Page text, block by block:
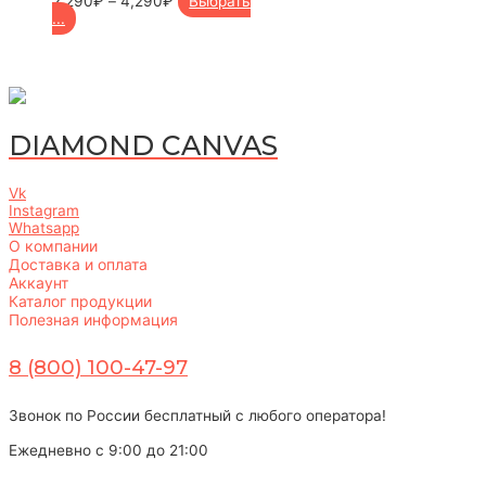
...
DIAMOND CANVAS
Vk
Instagram
Whatsapp
О компании
Доставка и оплата
Аккаунт
Каталог продукции
Полезная информация
8 (800) 100-47-97
Звонок по России бесплатный с любого оператора!
Ежедневно с 9:00 до 21:00